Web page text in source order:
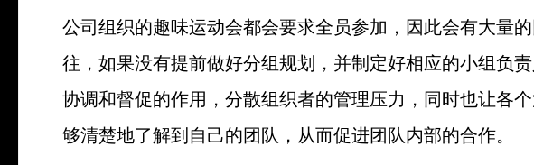
公司组织的趣味运动会都会要求全员参加，因此会有大量
往，如果没有提前做好分组规划，并制定好相应的小组负
协调和督促的作用，分散组织者的管理压力，同时也让各
够清楚地了解到自己的团队，从而促进团队内部的合作。